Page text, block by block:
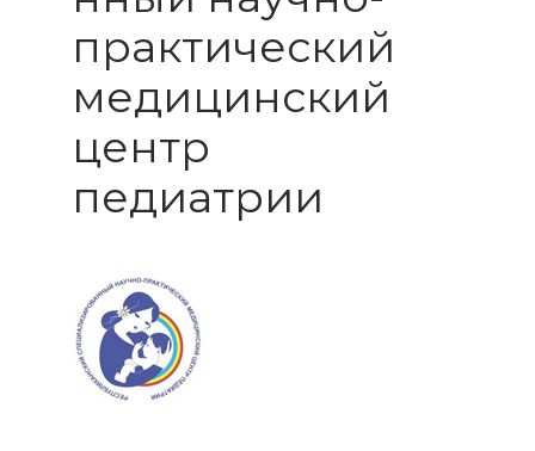
практический
медицинский
центр
педиатрии